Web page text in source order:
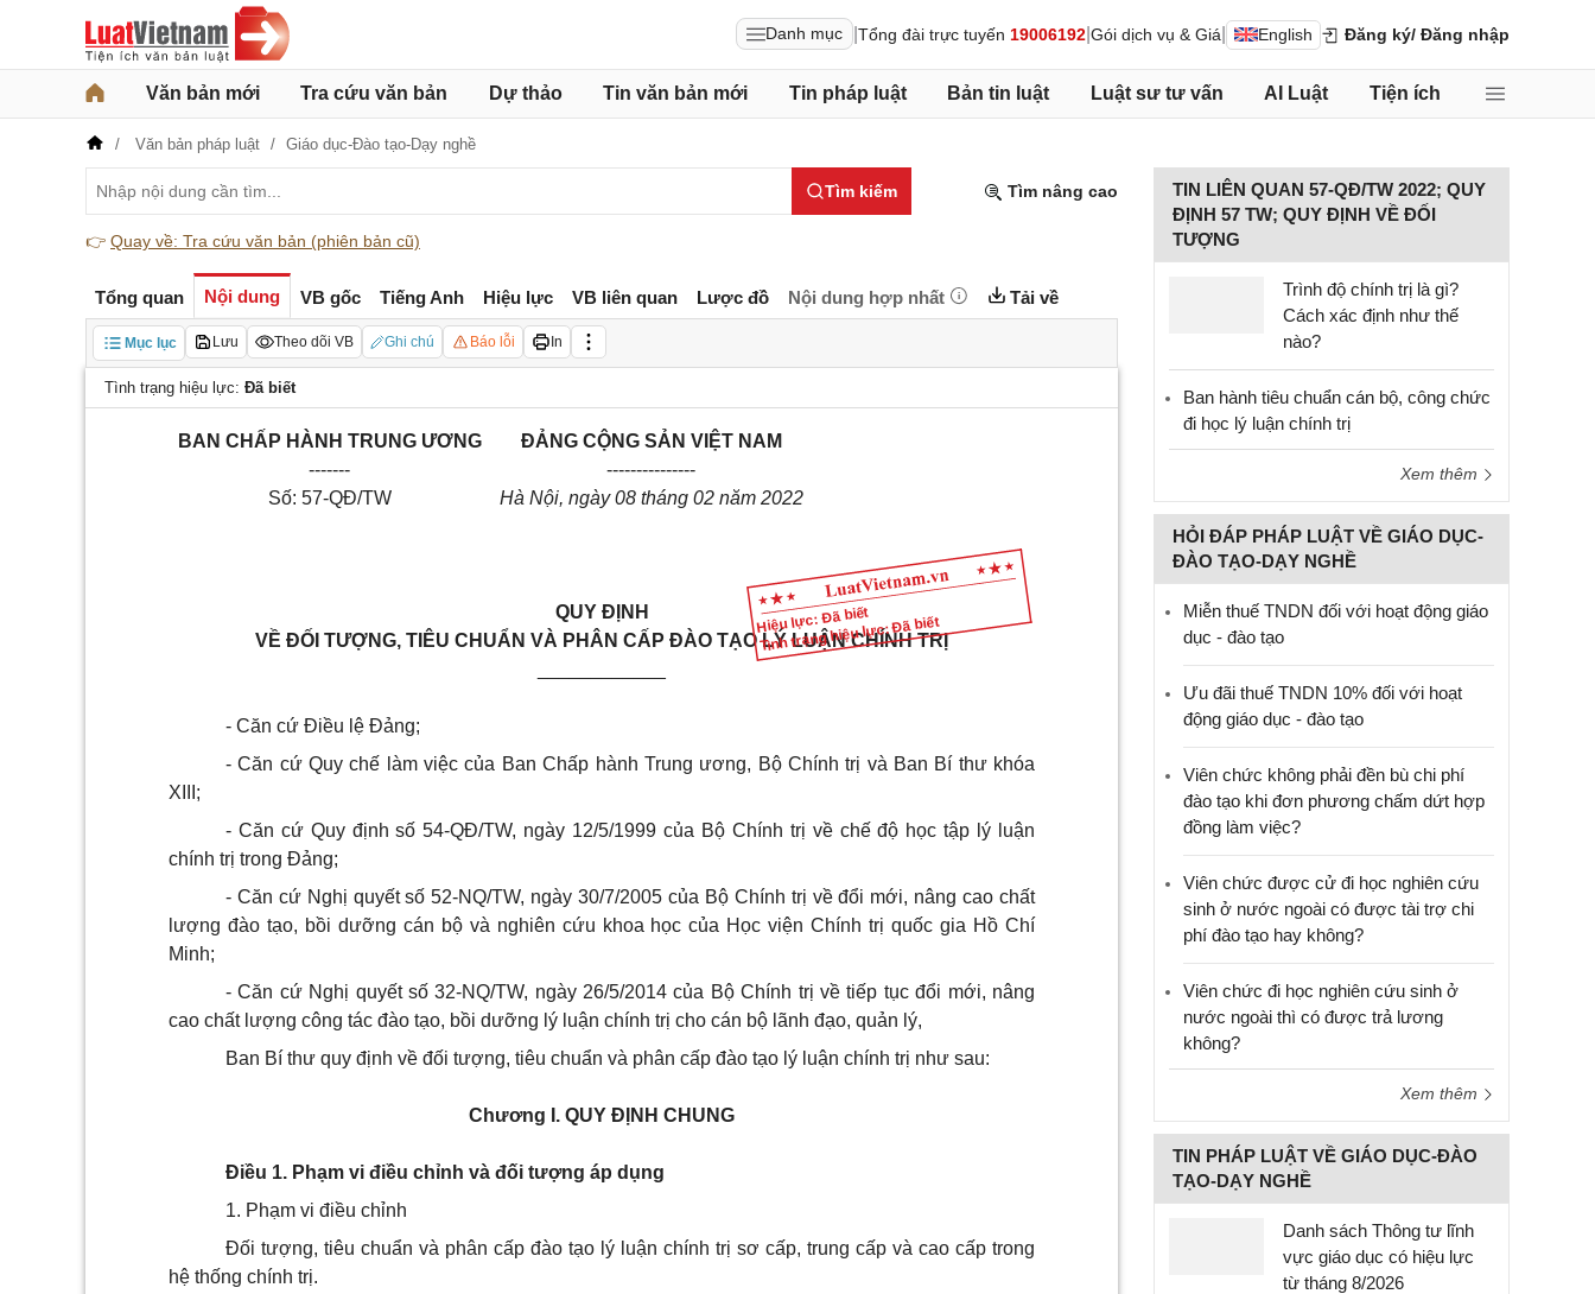
Danh mục Tổng đài trực tuyến 19006192 Gói dịch vụ & Giá English Đăng ký/ Đăng nhập
Văn bản mới Tra cứu văn bản Dự thảo Tin văn bản mới Tin pháp luật Bản tin luật Luật sư tư vấn AI Luật Tiện ích
Văn bản pháp luật Giáo dục-Đào tạo-Dạy nghề
Tìm kiếm Tìm nâng cao
👉 Quay về: Tra cứu văn bản (phiên bản cũ)
Tổng quan Nội dung VB gốc Tiếng Anh Hiệu lực VB liên quan Lược đồ Nội dung hợp nhất Tải về
Mục lục Lưu Theo dõi VB Ghi chú Báo lỗi In
Tình trạng hiệu lực: Đã biết
Hiệu lực: Đã biết
Tình trạng hiệu lực: Đã biết
BAN CH Ấ P HÀNH TRUNG ƯƠNG
-------
ĐẢNG CỘNG SẢN VIỆT NAM
---------------
Số: 57-QĐ/TW Hà Nội, ngày 08 tháng 02 năm 2022
QUY ĐỊNH
VỀ ĐỐI TƯỢNG, TIÊU CHUẨN VÀ PHÂN CẤP ĐÀO TẠO LÝ LUẬN CHÍNH TRỊ
- Căn cứ Điều lệ Đảng;
- Căn cứ Quy chế làm việc của Ban Chấp hành Trung ương, Bộ Chính trị và Ban Bí thư khóa
XIII;
- Căn cứ Quy định số 54-QĐ/TW, ngày 12/5/1999 của Bộ Chính trị về chế độ học tập lý luận
chính trị trong Đảng;
- Căn cứ Nghị quyết số 52-NQ/TW, ngày 30/7/2005 của Bộ Chính trị về đổi mới, nâng cao chất
lượng đào tạo, bồi dưỡng cán bộ và nghiên cứu khoa học của Học viện Chính trị quốc gia Hồ Chí
Minh;
- Căn cứ Nghị quyết số 32-NQ/TW, ngày 26/5/2014 của Bộ Chính trị về tiếp tục đổi mới, nâng
cao chất lượng công tác đào tạo, bồi dưỡng lý luận chính trị cho cán bộ lãnh đạo, quản lý,
Ban Bí thư quy định về đối tượng, tiêu chuẩn và phân cấp đào tạo lý luận chính trị như sau:
Chương I. QUY ĐỊNH CHUNG
Điều 1. Phạm vi điều chỉnh và đối tượng áp dụng
1. Phạm vi điều chỉnh
Đối tượng, tiêu chuẩn và phân cấp đào tạo lý luận chính trị sơ cấp, trung cấp và cao cấp trong
hệ thống chính trị.
TIN LIÊN QUAN 57-QĐ/TW 2022; QUY
ĐỊNH 57 TW; QUY ĐỊNH VỀ ĐỐI
TƯỢNG
Trình độ chính trị là gì?
Cách xác định như thế
nào?
Ban hành tiêu chuẩn cán bộ, công chức
đi học lý luận chính trị
Xem thêm
HỎI ĐÁP PHÁP LUẬT VỀ GIÁO DỤC-
ĐÀO TẠO-DẠY NGHỀ
Miễn thuế TNDN đối với hoạt động giáo
dục - đào tạo
Ưu đãi thuế TNDN 10% đối với hoạt
động giáo dục - đào tạo
Viên chức không phải đền bù chi phí
đào tạo khi đơn phương chấm dứt hợp
đồng làm việc?
Viên chức được cử đi học nghiên cứu
sinh ở nước ngoài có được tài trợ chi
phí đào tạo hay không?
Viên chức đi học nghiên cứu sinh ở
nước ngoài thì có được trả lương
không?
Xem thêm
TIN PHÁP LUẬT VỀ GIÁO DỤC-ĐÀO
TẠO-DẠY NGHỀ
Danh sách Thông tư lĩnh
vực giáo dục có hiệu lực
từ tháng 8/2026